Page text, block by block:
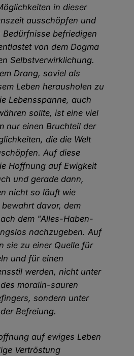
in dieser
ausschöpfen und
befriedigen
von dem Dogma
Selbstverwirklichung.
Drang, soviel als
Leben herausholen zu
Lebensspanne, auch
sollte, ist eine viel
nur einen Bruchteil der
die die Welt
Auf diese
Hoffnung auf Ewigkeit
und gerade dann,
nicht so läuft wie
davor, dem
dem "Alles-Haben-
nachzugeben. Auf
sie zu einer Quelle für
und für einen
werden, nicht unter
moralin-sauren
sondern unter
Befreiung.
auf ewiges Leben
Vertröstung